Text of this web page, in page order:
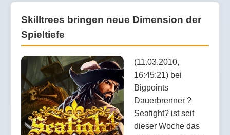
Skilltrees bringen neue Dimension der
Spieltiefe
(11.03.2010,
16:45:21) bei
Bigpoints
Dauerbrenner ?
Seafight? ist seit
dieser Woche das